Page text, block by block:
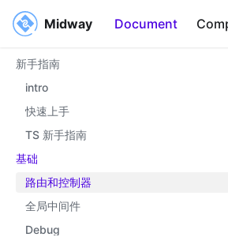
Midway Document
Midway
新手指南
intro
快速上手
TS 新手指南
基础
路由和控制器
全局中间件
Debug